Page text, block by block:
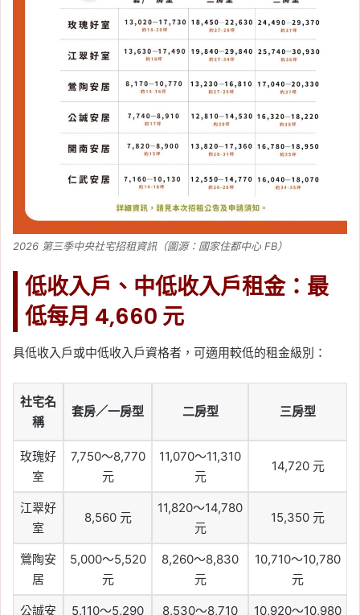
2026 第三季中央社宅招租資訊（圖源：國家住都中心 FB）
低收入戶、中低收入戶租金：最
低每月 4,660 元
具低收入戶或中低收入戶資格者，可適用較低的租金級別：
社宅名
稱
套房／一房型 二房型 三房型
玫瑰好
室
7,750～8,770
元
11,070～11,310
元
14,720 元
江翠好
室
8,560 元
11,820～14,780
元
15,350 元
鶯陶安
居
5,000～5,520
元
8,260～8,830
元
10,710～10,780
元
公誠安
5,110～5,290
8,530～8,710
10,920～10,980